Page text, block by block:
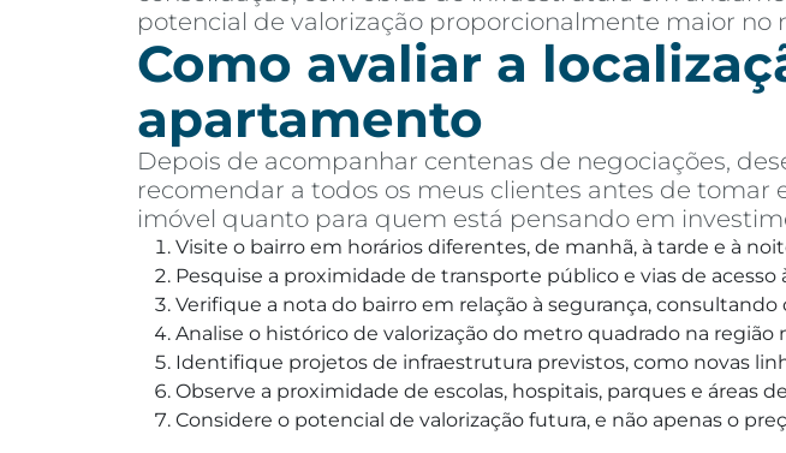
potencial de valorização proporcionalmente maior no
Como avaliar a
apartamento
Depois de acompanhar centenas de negociações,
recomendar a todos os meus clientes antes de tomar
imóvel quanto para quem está pensando em
Visite o bairro em horários diferentes, de manhã, à tarde e à
Pesquise a proximidade de transporte público e vias de acesso
Verifique a nota do bairro em relação à segurança,
Analise o histórico de valorização do metro quadrado na região
Identifique projetos de infraestrutura previstos, como novas
Observe a proximidade de escolas, hospitais, parques e áreas
Considere o potencial de valorização futura, e não apenas o